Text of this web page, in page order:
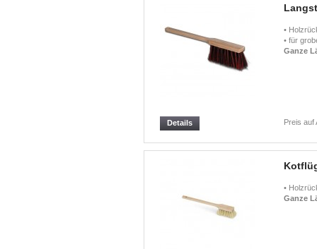
•
• für
Ganze
Preis auf
Details
•
Ganze